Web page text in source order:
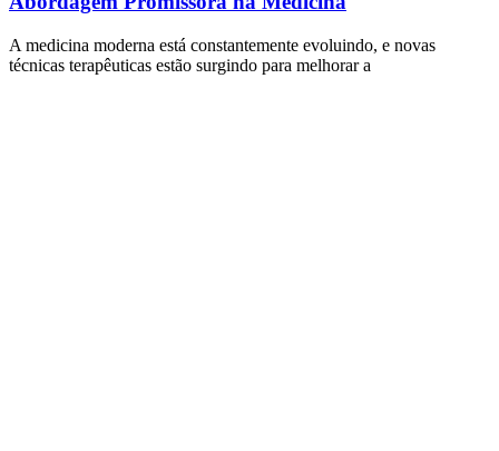
A medicina moderna está constantemente evoluindo, e novas
técnicas terapêuticas estão surgindo para melhorar a